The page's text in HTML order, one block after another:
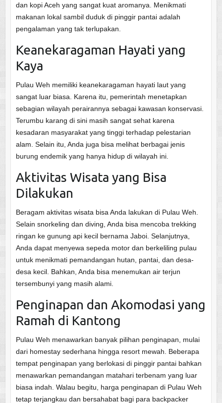
dan kopi Aceh yang sangat kuat aromanya. Menikmati
makanan lokal sambil duduk di pinggir pantai adalah
pengalaman yang tak terlupakan.
Keanekaragaman Hayati yang
Kaya
Pulau Weh memiliki keanekaragaman hayati laut yang
sangat luar biasa. Karena itu, pemerintah menetapkan
sebagian wilayah perairannya sebagai kawasan konservasi.
Terumbu karang di sini masih sangat sehat karena
kesadaran masyarakat yang tinggi terhadap pelestarian
alam. Selain itu, Anda juga bisa melihat berbagai jenis
burung endemik yang hanya hidup di wilayah ini.
Aktivitas Wisata yang Bisa
Dilakukan
Beragam aktivitas wisata bisa Anda lakukan di Pulau Weh.
Selain snorkeling dan diving, Anda bisa mencoba trekking
ringan ke gunung api kecil bernama Jaboi. Selanjutnya,
Anda dapat menyewa sepeda motor dan berkeliling pulau
untuk menikmati pemandangan hutan, pantai, dan desa-
desa kecil. Bahkan, Anda bisa menemukan air terjun
tersembunyi yang masih alami.
Penginapan dan Akomodasi yang
Ramah di Kantong
Pulau Weh menawarkan banyak pilihan penginapan, mulai
dari homestay sederhana hingga resort mewah. Beberapa
tempat penginapan yang berlokasi di pinggir pantai bahkan
menawarkan pemandangan matahari terbenam yang luar
biasa indah. Walau begitu, harga penginapan di Pulau Weh
tetap terjangkau dan bersahabat bagi para backpacker